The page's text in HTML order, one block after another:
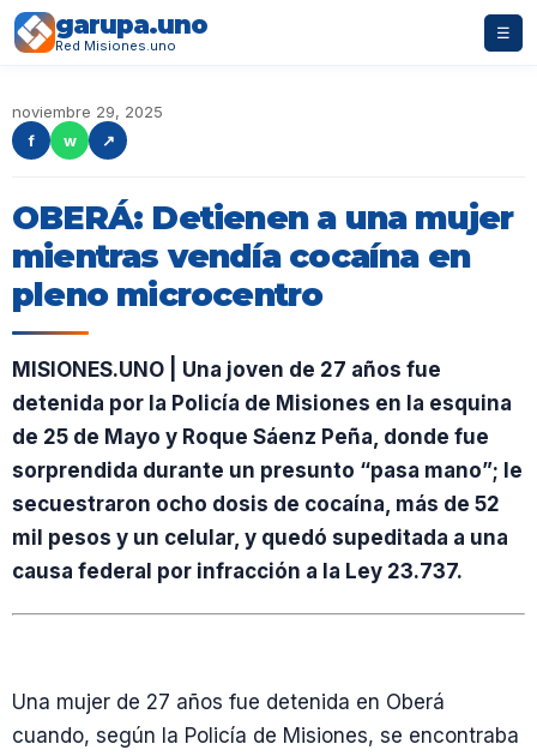
garupa.uno
Red Misiones.uno
☰
noviembre 29, 2025
f
w ↗
OBERÁ: Detienen a una mujer
mientras vendía cocaína en
pleno microcentro
MISIONES.UNO | Una joven de 27 años fue
detenida por la Policía de Misiones en la esquina
de 25 de Mayo y Roque Sáenz Peña, donde fue
sorprendida durante un presunto “pasa mano”; le
secuestraron ocho dosis de cocaína, más de 52
mil pesos y un celular, y quedó supeditada a una
causa federal por infracción a la Ley 23.737.
Una mujer de 27 años fue detenida en Oberá
cuando, según la Policía de Misiones, se encontraba